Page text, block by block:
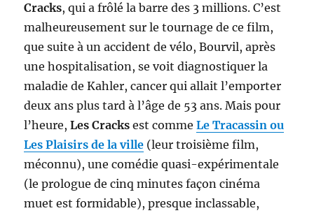
Cracks, qui a frôlé la barre des 3 millions. C’est
malheureusement sur le tournage de ce film,
que suite à un accident de vélo, Bourvil, après
une hospitalisation, se voit diagnostiquer la
maladie de Kahler, cancer qui allait l’emporter
deux ans plus tard à l’âge de 53 ans. Mais pour
l’heure,Les Cracks est commeLe Tracassin ou
Les Plaisirs de la ville (leur troisième film,
méconnu), une comédie quasi-expérimentale
(le prologue de cinq minutes façon cinéma
muet est formidable), presque inclassable,